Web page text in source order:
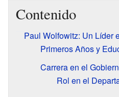
Contenido
Paul Wolfowitz: Un Líder
Primeros Años y
Carrera en el
Rol en el